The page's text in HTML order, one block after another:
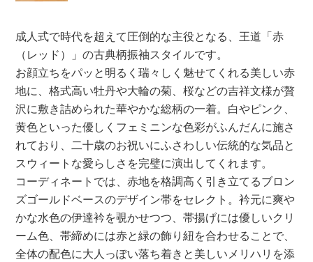
成人式で時代を超えて圧倒的な主役となる、王道「赤
（レッド）」の古典柄振袖スタイルです。
お顔立ちをパッと明るく瑞々しく魅せてくれる美しい赤
地に、格式高い牡丹や大輪の菊、桜などの吉祥文様が贅
沢に敷き詰められた華やかな総柄の一着。白やピンク、
黄色といった優しくフェミニンな色彩がふんだんに施さ
れており、二十歳のお祝いにふさわしい伝統的な気品と
スウィートな愛らしさを完璧に演出してくれます。
コーディネートでは、赤地を格調高く引き立てるブロン
ズゴールドベースのデザイン帯をセレクト。衿元に爽や
かな水色の伊達衿を覗かせつつ、帯揚げには優しいクリ
ーム色、帯締めには赤と緑の飾り紐を合わせることで、
全体の配色に大人っぽい落ち着きと美しいメリハリを添